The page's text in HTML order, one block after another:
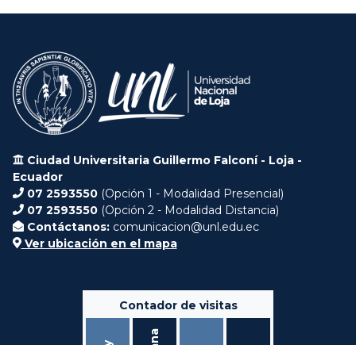
Ciudad Universitaria Guillermo Falconí - Loja -
Ecuador
07 2593550 (Opción 1 - Modalidad Presencial)
07 2593550 (Opción 2 - Modalidad Distancia)
Contáctanos: comunicacion@unl.edu.ec
Ver ubicación en el mapa
Contador de visitas